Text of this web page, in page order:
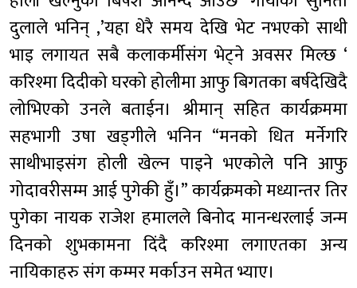
दुलाले भनिन् ,’यहा धेरै समय देखि भेट नभएको साथी
भाइ लगायत सबै कलाकर्मीसंग भेट्ने अवसर मिल्छ ‘
करिश्मा दिदीको घरको होलीमा आफु बिगतका बर्षदेखिदै
लोभिएको उनले बताईन। श्रीमान् सहित कार्यक्रममा
सहभागी उषा खड्गीले भनिन “मनको धित मर्नेगरि
साथीभाइसंग होली खेल्न पाइने भएकोले पनि आफु
गोदावरीसम्म आई पुगेकी हुँ।” कार्यक्रमको मध्यान्तर तिर
पुगेका नायक राजेश हमालले बिनोद मानन्धरलाई जन्म
दिनको शुभकामना दिंदै करिश्मा लगाएतका अन्य
नायिकाहरु संग कम्मर मर्काउन समेत भ्याए।